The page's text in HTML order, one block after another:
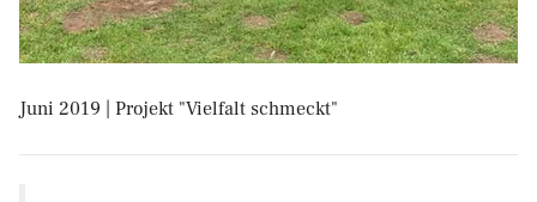
Juni 2019 | Projekt "Vielfalt schmeckt"